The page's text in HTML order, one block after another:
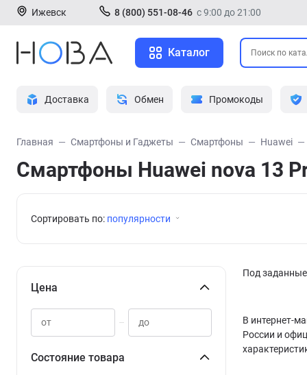
Ижевск 8 (800) 551-08-46 с 9:00 до 21:00
Каталог
Доставка Обмен Промокоды
Главная Смартфоны и Гаджеты Смартфоны Huawei
Смартфоны Huawei nova 13
Сортировать по: популярности
Цена
–
Состояние товара
Под
В интернет-
России и